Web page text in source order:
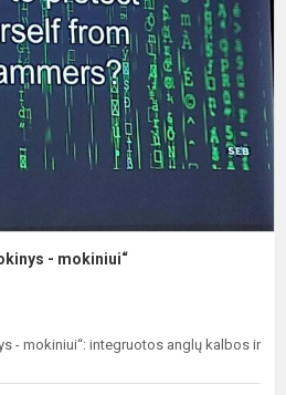
- mokiniui“
- mokiniui“: integruotos anglų kalbos ir